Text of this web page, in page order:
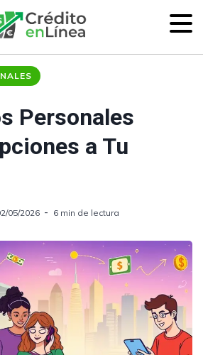
Personales
a Tu
05/2026 6 min de lectura